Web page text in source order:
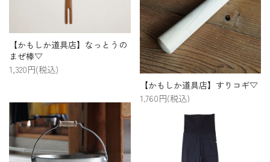
【かもしか道具店】なっとうの
まぜ棒▽
1,320円(税込)
【かもしか道具店】すりコギ▽
1,760円(税込)